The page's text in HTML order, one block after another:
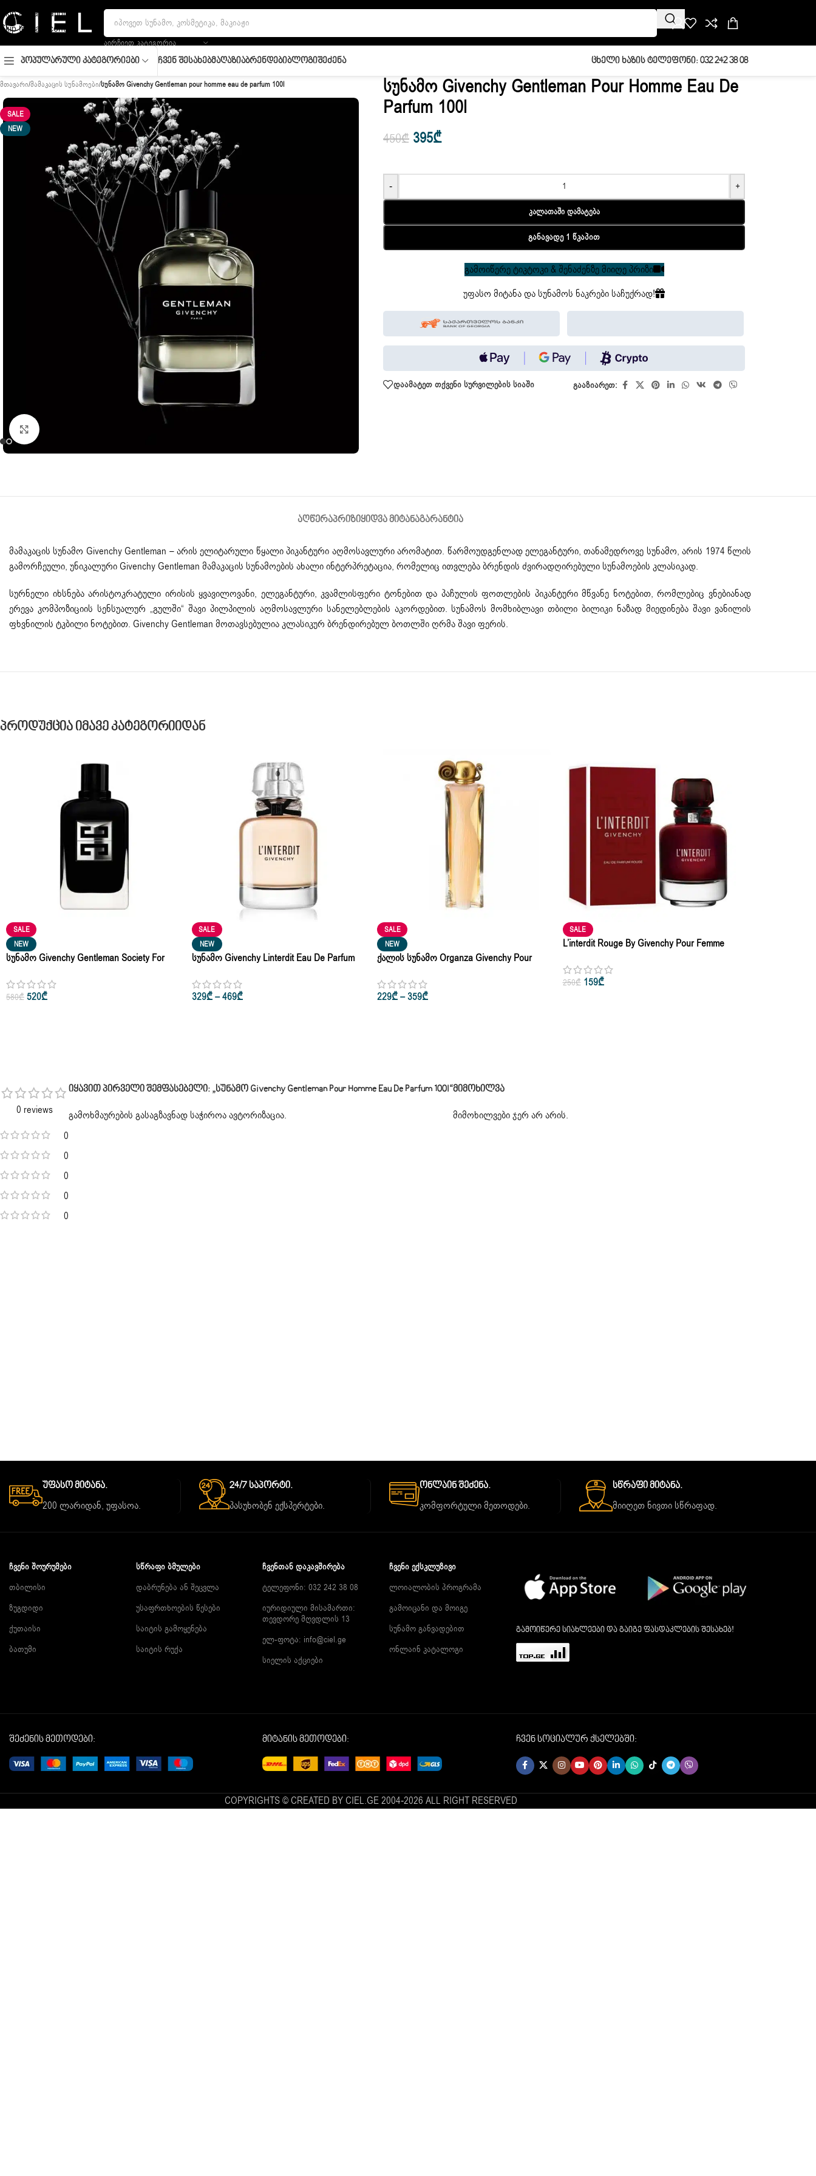
Skip to navigation
Skip to main content
ᲐᲘᲠᲩᲘᲔᲗ ᲙᲐᲢᲔᲒᲝᲠᲘᲐ
Პოპულარული Კატეგორიები Ჩვენ ᲨესახებᲛაღაზიაᲑრენდებიᲑლოგიᲨეძენა Ცხელი Ხაზის Ტელეფონი: 032 242 38 08
მთავარი/მამაკაცის სუნამოები/სუნამო Givenchy Gentleman pour homme eau de parfum 100l
SALE
NEW
Სუნამო Givenchy Gentleman Pour Homme Eau De
Parfum 100l
450₾ 395₾
- +
Კალათაში Დამატება
Განავადე 1 Წკაპით
გამოიწერე ტიკტოკი & შენაძენზე მიიღე პრიზი
უფასო მიტანა და სუნამოს ნაკრები საჩუქრად!
დაამატეთ თქვენი სურვილების სიაში გააზიარეთ:
ᲐᲦᲬᲔᲠᲐᲞᲠᲘᲖᲘᲧᲘᲓᲕᲐ ᲛᲘᲢᲐᲜᲐᲒᲐᲠᲐᲜᲢᲘᲐ
მამაკაცის სუნამო Givenchy Gentleman – არის ელიტარული წყალი პიკანტური აღმოსავლური არომატით. წარმოუდგენლად ელეგანტური, თანამედროვე სუნამო, არის 1974 წლის
გამორჩეული, უნიკალური Givenchy Gentleman მამაკაცის სუნამოების ახალი ინტერპრეტაცია, რომელიც ითვლება ბრენდის ძვირადღირებული სუნამოების კლასიკად.
სურნელი იხსნება არისტოკრატული ირისის ყვავილოვანი, ელეგანტური, კვამლისფერი ტონებით და პაჩულის ფოთლების პიკანტური მწვანე ნოტებით, რომლებიც ვნებიანად
ერევა კომპოზიციის სენსუალურ „გულში“ შავი პილპილის აღმოსავლური სანელებლების აკორდებით. სუნამოს მომხიბლავი თბილი ბილიკი ნაზად მიედინება შავი ვანილის
ფხვნილის ტკბილი ნოტებით. Givenchy Gentleman მოთავსებულია კლასიკურ ბრენდირებულ ბოთლში ღრმა შავი ფერის.
Პროდუქცია Იმავე Კატეგორიიდან
SALE
NEW
Სუნამო Givenchy Gentleman Society For
580₾ 520₾
SALE
NEW
Სუნამო Givenchy Linterdit Eau De Parfum
329₾ – 469₾
SALE
NEW
Ქალის Სუნამო Organza Givenchy Pour
229₾–359₾
SALE
L’interdit Rouge By Givenchy Pour Femme
250₾ 159₾
0 reviews
0
0
0
0
0
Მიმოხილვა
მიმოხილვები ჯერ არ არის.
Იყავით Პირველი Შემფასებელი: „სუნამო Givenchy Gentleman Pour Homme Eau De Parfum 100l“
გამოხმაურების გასაგზავნად საჭიროაავტორიზაცია.
Უფასო Მიტანა.
200 ლარიდან, უფასოა.
24/7 Საპორტი.
პასუხობენ ექსპერტები.
Ონლაინ Შეძენა.
კომფორტული მეთოდები.
Სწრაფი Მიტანა.
მიიღეთ ნივთი სწრაფად.
ᲩᲕᲔᲜᲘ ᲨᲝᲣᲠᲣᲛᲔᲑᲘ
თბილისი
ზუგდიდი
ქუთაისი
ბათუმი
ᲡᲬᲠᲐᲤᲘ ᲑᲛᲣᲚᲔᲑᲘ
დაბრუნება ან შეცვლა
უსაფრთხოების წესები
საიტის გამოყენება
საიტის რუქა
ᲩᲕᲔᲜᲗᲐᲜ ᲓᲐᲙᲐᲕᲨᲘᲠᲔᲑᲐ
ტელეფონი: 032 242 38 08
იურიდიული მისამართი:
თევდორე მღვდლის 13
ელ-ფოტა: info@ciel.ge
სიელის აქციები
ᲩᲕᲔᲜᲘ ᲔᲥᲡᲙᲚᲣᲖᲘᲕᲘ
ლოიალობის პროგრამა
გამოიცანი და მოიგე
სუნამო განვადებით
ონლაინ კატალოგი
გამოიწერე სიახლეები და გაიგე ფასდაკლების შესახებ!
შეძენის მეთოდები: მიტანის მეთოდები: ჩვენ სოციალურ ქსელებში:
COPYRIGHTS © CREATED BY CIEL.GE 2004-2026 ALL RIGHT RESERVED